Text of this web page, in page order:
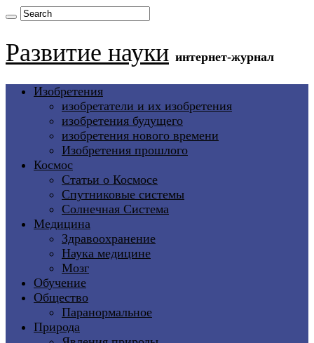
Развитие науки интернет-журнал
Изобретения
изобретатели и их изобретения
изобретения будущего
изобретения нового времени
Изобретения прошлого
Космос
Статьи о Космосе
Спутниковые системы
Солнечная Система
Медицина
Здравоохранение
Наука медицине
Мозг
Обучение
Общество
Паранормальное
Природа